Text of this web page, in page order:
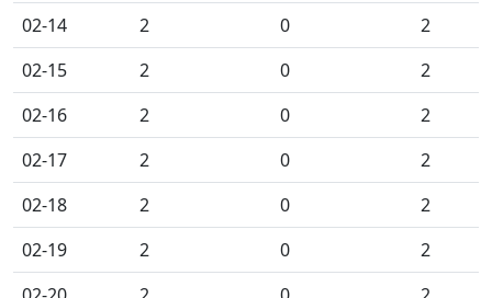
02-14
2 0
2
02-15
2 0
2
02-16
2 0
2
02-17
2 0
2
02-18
2 0
2
02-19
2 0
2